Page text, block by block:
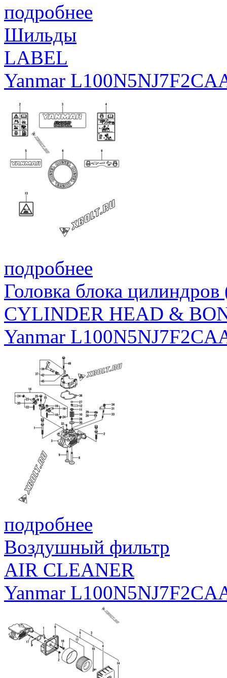
подробнее
Шильды
LABEL
Yanmar
подробнее
Головка блока
CYLINDER HEAD &
Yanmar
подробнее
Воздушный фильтр
AIR CLEANER
Yanmar